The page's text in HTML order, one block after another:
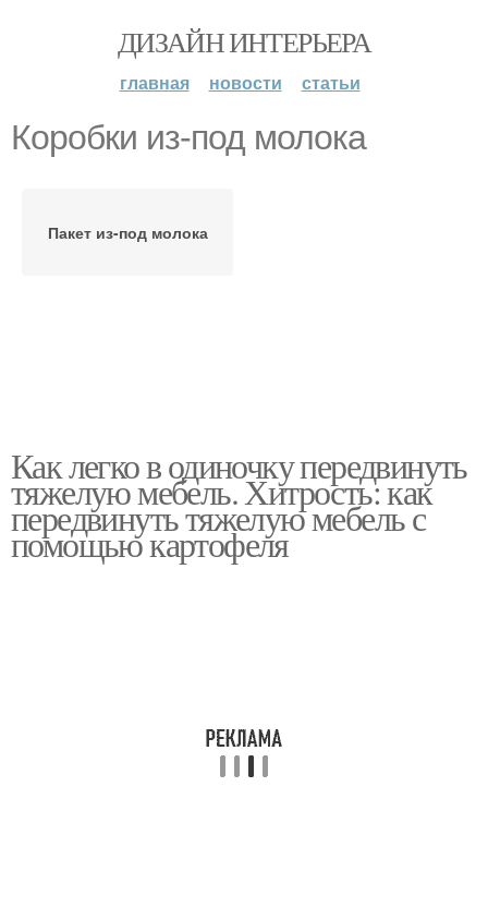
ДИЗАЙН ИНТЕРЬЕРА
главная новости статьи
Коробки из-под молока
Пакет из-под молока
Как легко в одиночку передвинуть
тяжелую мебель. Хитрость: как
передвинуть тяжелую мебель с
помощью картофеля